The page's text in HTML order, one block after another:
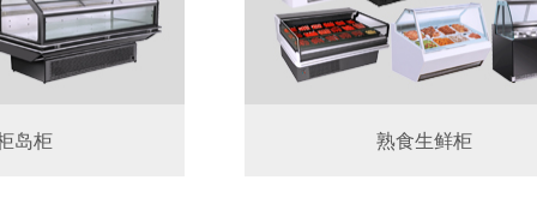
岛柜 熟食生鲜柜